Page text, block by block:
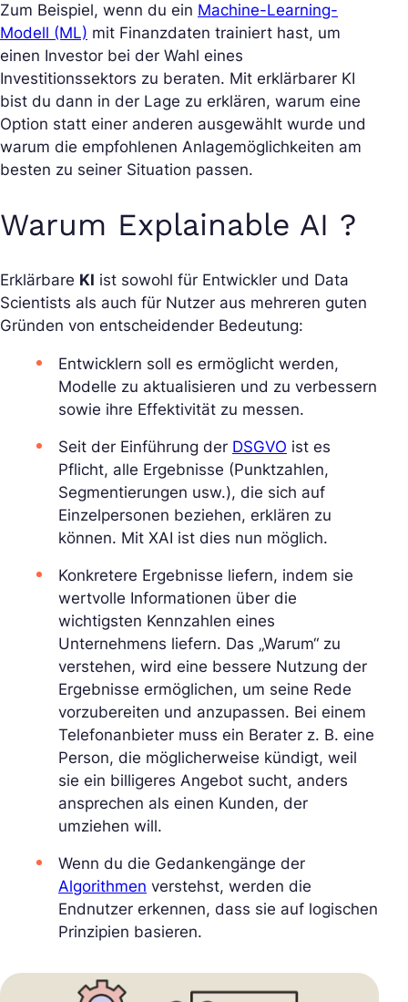
Zum Beispiel, wenn du ein Machine-Learning-
Modell (ML) mit Finanzdaten trainiert hast, um
einen Investor bei der Wahl eines
Investitionssektors zu beraten. Mit erklärbarer KI
bist du dann in der Lage zu erklären, warum eine
Option statt einer anderen ausgewählt wurde und
warum die empfohlenen Anlagemöglichkeiten am
besten zu seiner Situation passen.
Warum Explainable AI ?
Erklärbare KI ist sowohl für Entwickler und Data
Scientists als auch für Nutzer aus mehreren guten
Gründen von entscheidender Bedeutung:
Entwicklern soll es ermöglicht werden,
Modelle zu aktualisieren und zu verbessern
sowie ihre Effektivität zu messen.
Seit der Einführung der DSGVO ist es
Pflicht, alle Ergebnisse (Punktzahlen,
Segmentierungen usw.), die sich auf
Einzelpersonen beziehen, erklären zu
können. Mit XAI ist dies nun möglich.
Konkretere Ergebnisse liefern, indem sie
wertvolle Informationen über die
wichtigsten Kennzahlen eines
Unternehmens liefern. Das „Warum“ zu
verstehen, wird eine bessere Nutzung der
Ergebnisse ermöglichen, um seine Rede
vorzubereiten und anzupassen. Bei einem
Telefonanbieter muss ein Berater z. B. eine
Person, die möglicherweise kündigt, weil
sie ein billigeres Angebot sucht, anders
ansprechen als einen Kunden, der
umziehen will.
Wenn du die Gedankengänge der
Algorithmen verstehst, werden die
Endnutzer erkennen, dass sie auf logischen
Prinzipien basieren.